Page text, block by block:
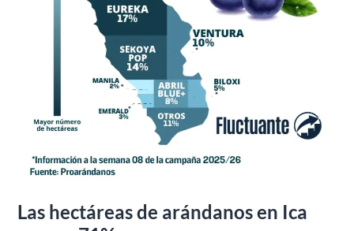
Las hectáreas de arándanos en Ica